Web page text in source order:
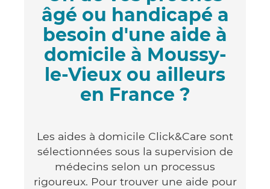
âgé ou handicapé a
besoin d'une aide à
domicile à Moussy-
le-Vieux ou ailleurs
en France ?
Les aides à domicile Click&Care sont
sélectionnées sous la supervision de
médecins selon un processus
rigoureux. Pour trouver une aide pour